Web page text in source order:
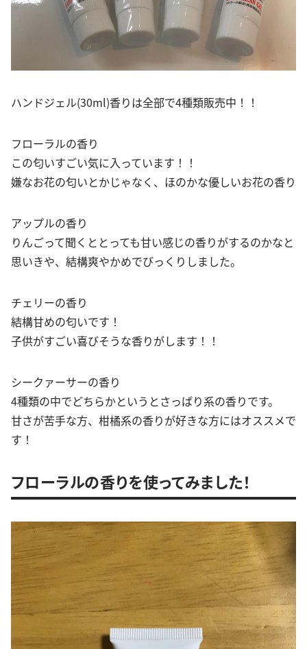
ハンドジェル(30ml)香りは全部で4種類販売中！！
フローラルの香り
この匂いすごい気に入っています！！
嫌なお花の匂いとかじゃなく、ほのかな優しいお花の香り
アップルの香り
りんごって聞くととっても甘い感じの香りがするのかなと
思いきや、結構爽やかめでびっくりしました。
チェリーの香り
結構甘めの匂いです！
子供がすごい喜びそうな香りがします！！
シークァーサーの香り
4種類の中でどちらかというとさっぱり系の香りです。
甘さが苦手な方、柑橘系の香りが好きな方にはオススメで
す！
フローラルの香りを使ってみました！